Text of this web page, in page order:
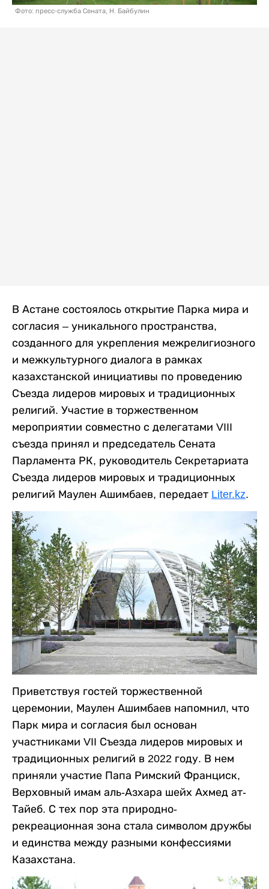
Фото: пресс-служба Сената, Н. Байбулин
В Астане состоялось открытие Парка мира и
согласия – уникального пространства,
созданного для укрепления межрелигиозного
и межкультурного диалога в рамках
казахстанской инициативы по проведению
Съезда лидеров мировых и традиционных
религий. Участие в торжественном
мероприятии совместно с делегатами VIII
съезда принял и председатель Сената
Парламента РК, руководитель Секретариата
Съезда лидеров мировых и традиционных
религий Маулен Ашимбаев, передает Liter.kz.
Приветствуя гостей торжественной
церемонии, Маулен Ашимбаев напомнил, что
Парк мира и согласия был основан
участниками VII Съезда лидеров мировых и
традиционных религий в 2022 году. В нем
приняли участие Папа Римский Франциск,
Верховный имам аль-Азхара шейх Ахмед ат-
Тайеб. С тех пор эта природно-
рекреационная зона стала символом дружбы
и единства между разными конфессиями
Казахстана.